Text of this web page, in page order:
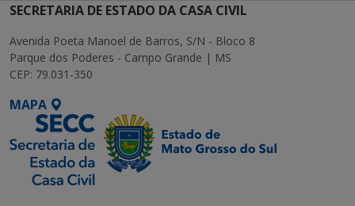
SECRETARIA DE ESTADO DA CASA CIVIL
Avenida Poeta Manoel de Barros, S/N - Bloco 8
Parque dos Poderes - Campo Grande | MS
CEP: 79.031-350
MAPA